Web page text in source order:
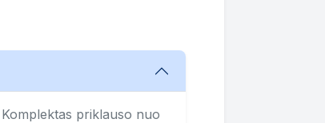
priklauso nuo